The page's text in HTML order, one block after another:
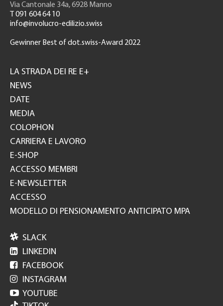
Via Cantonale 34a, 6928 Manno
T 091 604 64 10
info@involucro-edilizio.swiss
Gewinner Best of dot.swiss-Award 2022
GH
LA STRADA DEI RE E+
NEWS
DATE
MEDIA
COLOPHON
CARRIERA E LAVORO
E-SHOP
ACCESSO MEMBRI
E-NEWSLETTER
ACCESSO
MODELLO DI PENSIONAMENTO ANTICIPATO MPA
 SLACK
 LINKEDIN
 FACEBOOK
 INSTAGRAM
 YOUTUBE